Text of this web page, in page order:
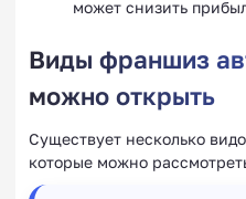
может снизить
Виды франшиз
можно открыть
Существует несколько
которые можно